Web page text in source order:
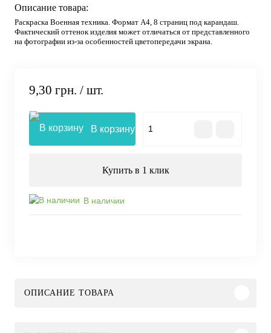
Описание товара:
Раскраска Военная техника. Формат А4, 8 страниц под карандаш.
Фактический оттенок изделия может отличаться от представленного
на фотографии из-за особенностей цветопередачи экрана.
9,30 грн. / шт.
В корзину
Купить в 1 клик
В наличии
ОПИСАНИЕ ТОВАРА